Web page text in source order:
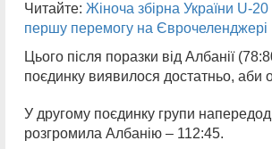
Читайте: Жіноча збірна України U-
першу перемогу на Єврочеленджері
Цього після поразки від Албанії
поєдинку виявилося достатньо, аби
У другому поєдинку групи
розгромила Албанію – 112:45.